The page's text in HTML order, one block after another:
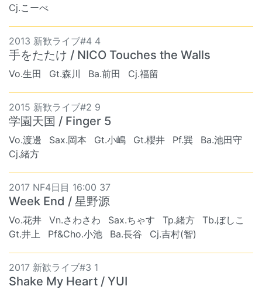
Cj.こーべ
2013 新歓ライブ#4 4
手をたたけ / NICO Touches the Walls
Vo.生田 Gt.森川 Ba.前田 Cj.福留
2015 新歓ライブ#2 9
学園天国 / Finger 5
Vo.渡邊 Sax.岡本 Gt.小嶋 Gt.櫻井 Pf.巽
Ba.池田守
Cj.緒方
2017 NF4日目 16:00 37
Week End / 星野源
Vo.花井 Vn.さわさわ Sax.ちゃす Tp.緒方
Tb.ぼしこ
Gt.井上
Pf&Cho.小池 Ba.長谷 Cj.吉村(智)
2017 新歓ライブ#3 1
Shake My Heart / YUI